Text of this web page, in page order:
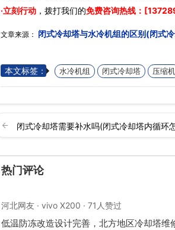
·立刻行动 ，拨打我们的免费咨询热线：
文章来源： 闭式冷却塔与水冷机组的区别(闭式
本文标签： 水冷机组 闭式冷却塔 压缩机
闭式冷却塔需要补水吗(闭式冷却塔内循环
热门评论
河北网友 · vivo X200 · 71人赞过
低温防冻改造设计完善，北方地区冷却塔维